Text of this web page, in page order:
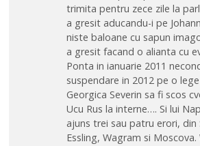
trimita pentru zece zile la
a gresit aducandu-i pe
niste baloane cu sapun
a gresit facand o alianta cu
Ponta in ianuarie 2011
suspendare in 2012 pe o
Georgica Severin sa fi scos
Ucu Rus la interne…. Si lui
ajuns trei sau patru erori, din
Essling, Wagram si